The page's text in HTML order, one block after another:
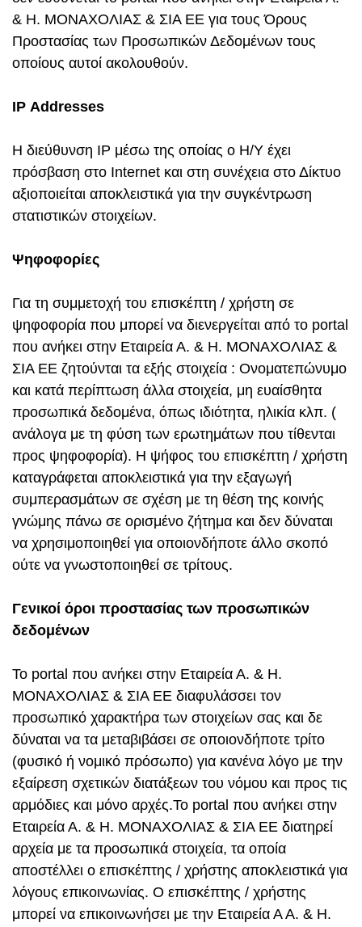
& Η. ΜΟΝΑΧΟΛΙΑΣ & ΣΙΑ ΕΕ για τους Όρους
Προστασίας των Προσωπικών Δεδομένων τους
οποίους αυτοί ακολουθούν.
IP Addresses
H διεύθυνση IP μέσω της οποίας ο Η/Υ έχει
πρόσβαση στο Internet και στη συνέχεια στο Δίκτυο
αξιοποιείται αποκλειστικά για την συγκέντρωση
στατιστικών στοιχείων.
Ψηφοφορίες
Για τη συμμετοχή του επισκέπτη / χρήστη σε
ψηφοφορία που μπορεί να διενεργείται από το portal
που ανήκει στην Εταιρεία Α. & Η. ΜΟΝΑΧΟΛΙΑΣ &
ΣΙΑ ΕΕ ζητούνται τα εξής στοιχεία : Ονοματεπώνυμο
και κατά περίπτωση άλλα στοιχεία, μη ευαίσθητα
προσωπικά δεδομένα, όπως ιδιότητα, ηλικία κλπ. (
ανάλογα με τη φύση των ερωτημάτων που τίθενται
προς ψηφοφορία). Η ψήφος του επισκέπτη / χρήστη
καταγράφεται αποκλειστικά για την εξαγωγή
συμπερασμάτων σε σχέση με τη θέση της κοινής
γνώμης πάνω σε ορισμένο ζήτημα και δεν δύναται
να χρησιμοποιηθεί για οποιονδήποτε άλλο σκοπό
ούτε να γνωστοποιηθεί σε τρίτους.
Γενικοί όροι προστασίας των προσωπικών
δεδομένων
Το portal που ανήκει στην Εταιρεία Α. & Η.
ΜΟΝΑΧΟΛΙΑΣ & ΣΙΑ ΕΕ διαφυλάσσει τον
προσωπικό χαρακτήρα των στοιχείων σας και δε
δύναται να τα μεταβιβάσει σε οποιονδήποτε τρίτο
(φυσικό ή νομικό πρόσωπο) για κανένα λόγο με την
εξαίρεση σχετικών διατάξεων του νόμου και προς τις
αρμόδιες και μόνο αρχές.Το portal που ανήκει στην
Εταιρεία Α. & Η. ΜΟΝΑΧΟΛΙΑΣ & ΣΙΑ ΕΕ διατηρεί
αρχεία με τα προσωπικά στοιχεία, τα οποία
αποστέλλει ο επισκέπτης / χρήστης αποκλειστικά για
λόγους επικοινωνίας. Ο επισκέπτης / χρήστης
μπορεί να επικοινωνήσει με την Εταιρεία Α Α. & Η.